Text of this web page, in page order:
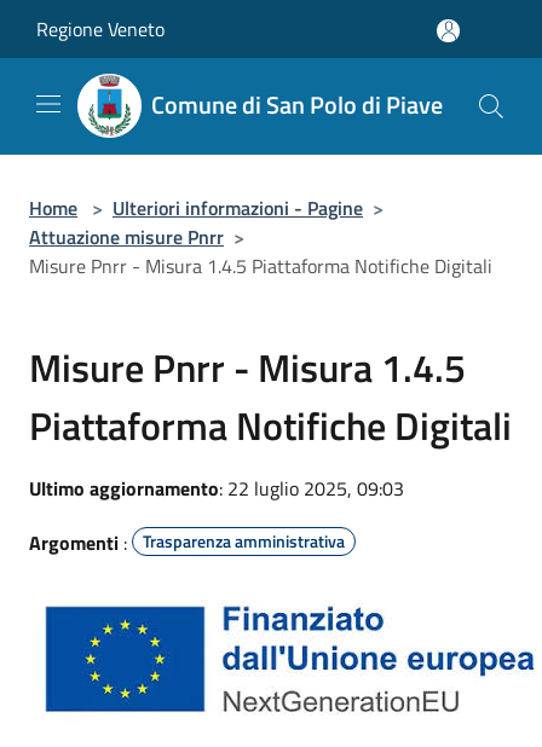
Regione Veneto
Comune di San Polo di Piave
Home > Ulteriori informazioni - Pagine >
Attuazione misure Pnrr >
Misure Pnrr - Misura 1.4.5 Piattaforma Notifiche Digitali
Misure Pnrr - Misura 1.4.5
Piattaforma Notifiche Digitali
Ultimo aggiornamento: 22 luglio 2025, 09:03
Argomenti : Trasparenza amministrativa